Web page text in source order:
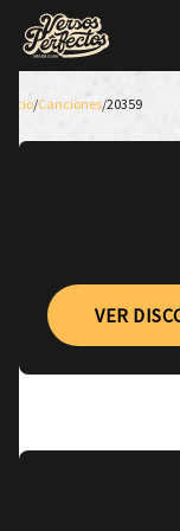
Inicio/Canciones/20359
VER